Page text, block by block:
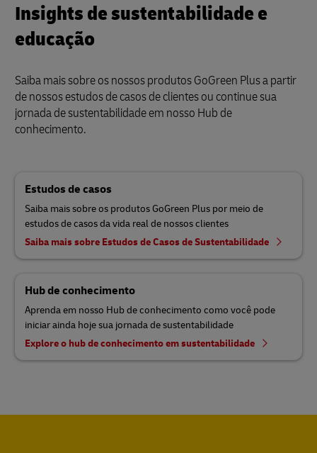
Insights de sustentabilidade e
educação
Saiba mais sobre os nossos produtos GoGreen Plus a partir
de nossos estudos de casos de clientes ou continue sua
jornada de sustentabilidade em nosso Hub de
conhecimento.
Estudos de casos
Saiba mais sobre os produtos GoGreen Plus por meio de
estudos de casos da vida real de nossos clientes
Saiba mais sobre Estudos de Casos de Sustentabilidade
Hub de conhecimento
Aprenda em nosso Hub de conhecimento como você pode
iniciar ainda hoje sua jornada de sustentabilidade
Explore o hub de conhecimento em sustentabilidade